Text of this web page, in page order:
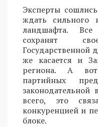
Эксперты
ждать сильного
ландшафта. Все
сохранят
Государственной
же касается и
региона. А вот
партийных
законодательной
всего, это
конкуренцией и
блоке.